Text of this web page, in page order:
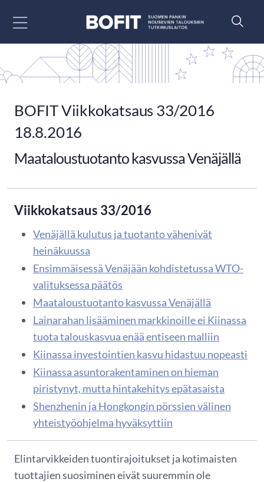
BOFIT Viikkokatsaus 33/2016
18.8.2016
Maataloustuotanto kasvussa Venäjällä
Viikkokatsaus 33/2016
Venäjällä kulutus ja tuotanto vähenivät
heinäkuussa
Ensimmäisessä Venäjään kohdistetussa WTO-
valituksessa päätös
Maataloustuotanto kasvussa Venäjällä
Lainarahan lisääminen markkinoille ei Kiinassa
tuota talouskasvua enää entiseen malliin
Kiinassa investointien kasvu hidastuu nopeasti
Kiinassa asuntorakentaminen on hieman
piristynyt, mutta hintakehitys epätasaista
Shenzhenin ja Hongkongin pörssien välinen
yhteistyöohjelma hyväksyttiin
Elintarvikkeiden tuontirajoitukset ja kotimaisten
tuottajien suosiminen eivät suuremmin ole